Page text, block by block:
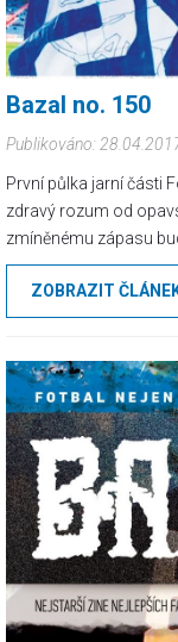
Bazal no. 150
Publikováno:
První půlka jarní části
zdravý rozum od
zmíněnému zápasu
pozornost
ZOBRAZIT